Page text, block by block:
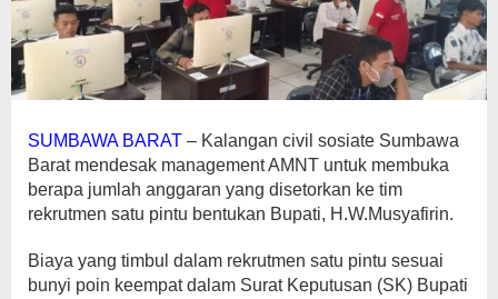
SUMBAWA BARAT – Kalangan civil sosiate Sumbawa
Barat mendesak management AMNT untuk membuka
berapa jumlah anggaran yang disetorkan ke tim
rekrutmen satu pintu bentukan Bupati, H.W.Musyafirin.
Biaya yang timbul dalam rekrutmen satu pintu sesuai
bunyi poin keempat dalam Surat Keputusan (SK) Bupati